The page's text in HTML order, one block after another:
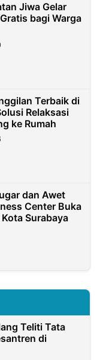
Jiwa Gelar
bagi Warga
Terbaik di
Relaksasi
ke Rumah
dan Awet
Center Buka
Surabaya
Teliti Tata
di